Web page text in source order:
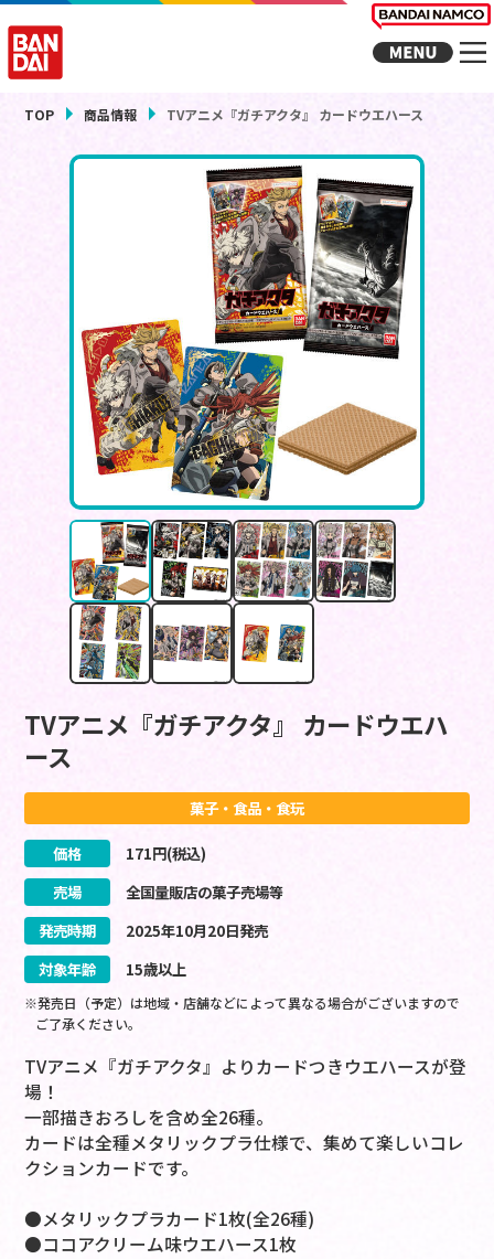
TOP 商品情報 TVアニメ『ガチアクタ』 カードウエハース
TVアニメ『ガチアクタ』 カードウエハ
ース
菓子・食品・食玩
価格 171円(税込)
売場
全国量販店の菓子売場等
発売時期
2025年10月20日発売
対象年齢
15歳以上
※発売日（予定）は地域・店舗などによって異なる場合がございますので
ご了承ください。
TVアニメ『ガチアクタ』よりカードつきウエハースが登
場！
一部描きおろしを含め全26種。
カードは全種メタリックプラ仕様で、集めて楽しいコレ
クションカードです。
●メタリックプラカード1枚(全26種)
●ココアクリーム味ウエハース1枚